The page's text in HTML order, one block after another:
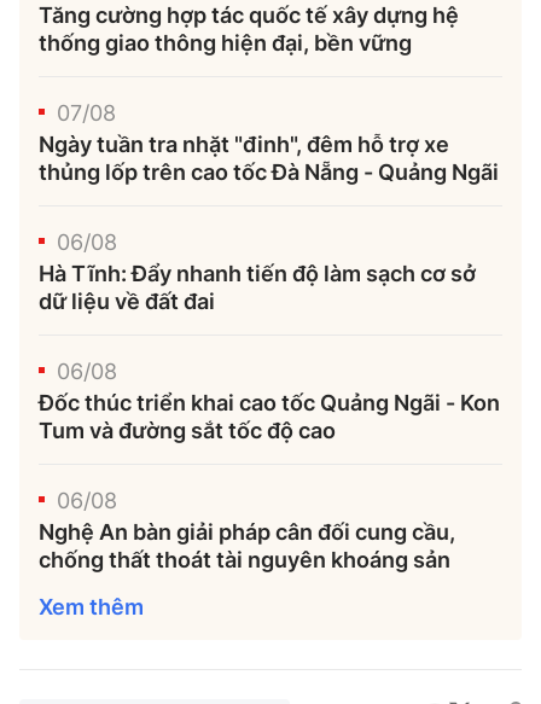
Tăng cường hợp tác quốc tế xây dựng hệ
thống giao thông hiện đại, bền vững
07/08
Ngày tuần tra nhặt "đinh", đêm hỗ trợ xe
thủng lốp trên cao tốc Đà Nẵng - Quảng Ngãi
06/08
Hà Tĩnh: Đẩy nhanh tiến độ làm sạch cơ sở
dữ liệu về đất đai
06/08
Đốc thúc triển khai cao tốc Quảng Ngãi - Kon
Tum và đường sắt tốc độ cao
06/08
Nghệ An bàn giải pháp cân đối cung cầu,
chống thất thoát tài nguyên khoáng sản
Xem thêm